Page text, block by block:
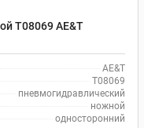
T08069 AE&T
AE&T
T08069
пневмогидравлический
ножной
односторонний